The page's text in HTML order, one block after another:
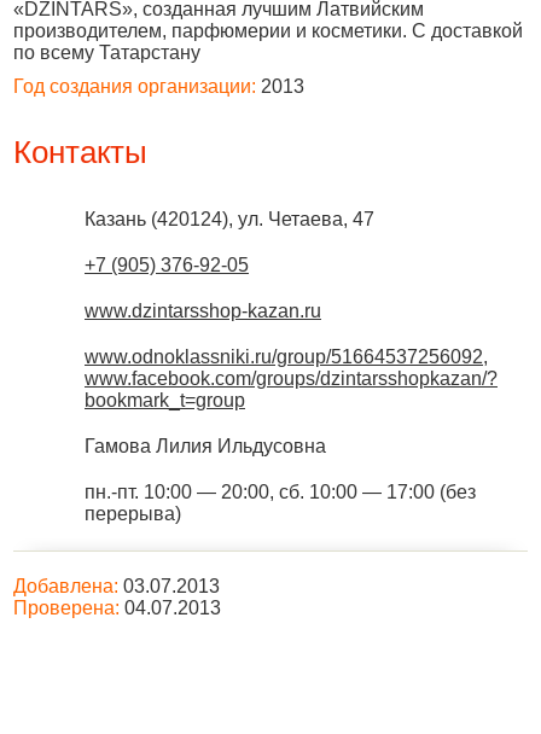
«DZINTARS», созданная лучшим Латвийским
производителем, парфюмерии и косметики. С доставкой
по всему Татарстану
Год создания организации: 2013
Контакты
Казань (420124), ул. Четаева, 47
+7 (905) 376-92-05
www.dzintarsshop-kazan.ru
www.odnoklassniki.ru/group/51664537256092,
www.facebook.com/groups/dzintarsshopkazan/?
bookmark_t=group
Гамова Лилия Ильдусовна
пн.-пт. 10:00 — 20:00, сб. 10:00 — 17:00 (без
перерыва)
Добавлена: 03.07.2013
Проверена: 04.07.2013